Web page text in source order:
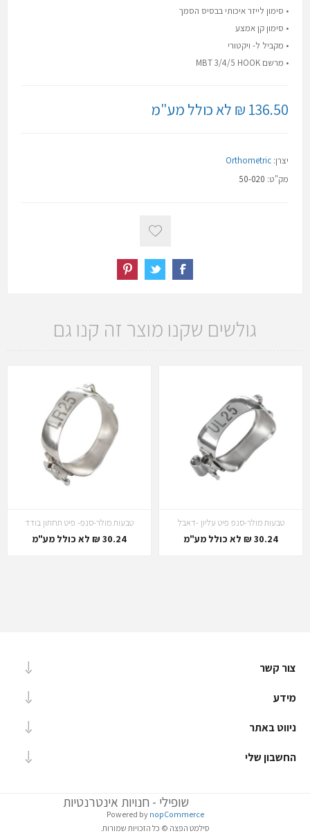
• סימון לייזר איכותי בבסיס הסמך
• סימון קן אמצע
• מקביל ל- ויקטורי
• מרשם MBT 3/4/5 HOOK
136.50 ₪ לא כולל מע"מ
יצרן: Orthometric
מק"ט: 50-020
גולשים שקנו מוצר זה קנו גם
טבעות מולר-סנפ פיט עליון -דאבל
30.24 ₪ לא כולל מע"מ
טבעות מולר-סנפ- פיט תחתון בודד
30.24 ₪ לא כולל מע"מ
צור קשר
מידע
ניווט באתר
החשבון שלי
Powered by nopCommerce
סילמט הפצה © כל הזכויות שמורות.
שופילי - חנויות אינטרנטיות